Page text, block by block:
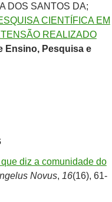
DOS SANTOS DA;
CIENTÍFICA EM
REALIZADO
Ensino, Pesquisa e
diz a comunidade do
Novus, 16(16), 61-